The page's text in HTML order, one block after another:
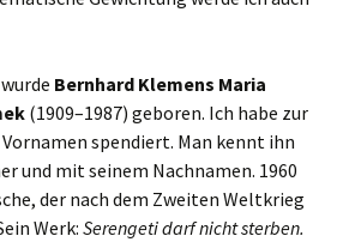
Bernhard Klemens Maria
(1909–1987) geboren. Ich habe zur
spendiert. Man kennt ihn
und mit seinem Nachnamen. 1960
der nach dem Zweiten Weltkrieg
Werk: Serengeti darf nicht sterben.